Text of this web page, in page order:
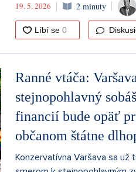
19. 5. 2026 2 minuty
Ranné vtáča:
stejnopohlavný
financií bude opäť
občanom štátne
Konzervatívna Varšava sa už